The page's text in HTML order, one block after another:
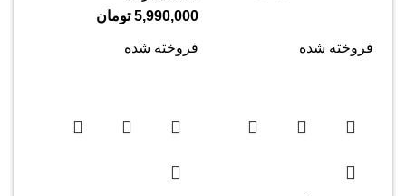
5,990,000 تومان
فروخته شده فروخته شده